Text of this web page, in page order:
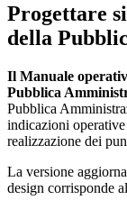
Progettare
della
Il Manuale
Pubblica
Pubblica
indicazioni
realizzazione dei
La versione
design corrisponde